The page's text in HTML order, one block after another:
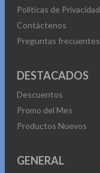
Políticas de Privacidad
Contáctenos
Preguntas frecuentes
DESTACADOS
Descuentos
Promo del Mes
Productos Nuevos
GENERAL